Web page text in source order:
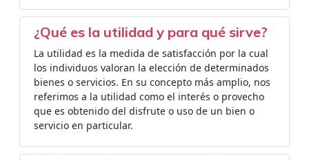
¿Qué es la utilidad y para qué sirve?
La utilidad es la medida de satisfacción por la cual
los individuos valoran la elección de determinados
bienes o servicios. En su concepto más amplio, nos
referimos a la utilidad como el interés o provecho
que es obtenido del disfrute o uso de un bien o
servicio en particular.